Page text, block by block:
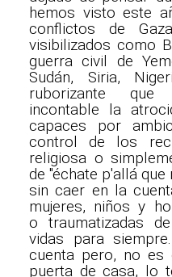
hemos visto este
conflictos de
visibilizados como
guerra civil de
Sudán, Siria,
ruborizante que
incontable la
capaces por
control de los
religiosa o
de "échate p'allá
sin caer en la
mujeres, niños y
o traumatizadas
vidas para
cuenta pero, no es
puerta de casa, lo